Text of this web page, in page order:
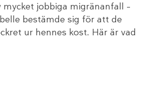
mycket jobbiga migränanfall –
bestämde sig för att de
ur hennes kost. Här är vad